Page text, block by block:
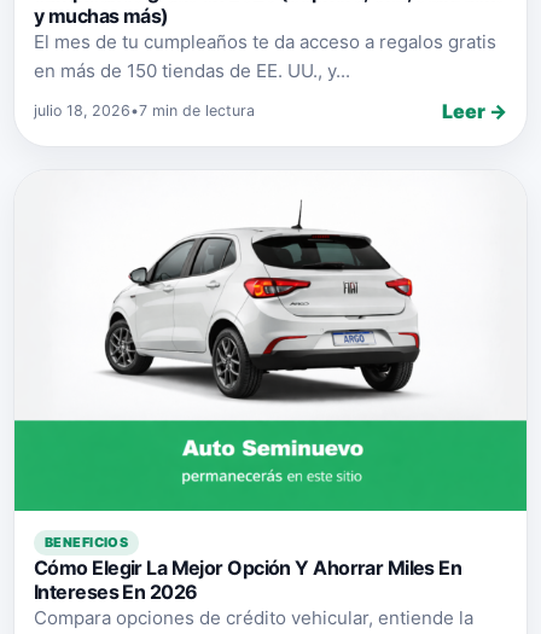
y muchas más)
El mes de tu cumpleaños te da acceso a regalos gratis
en más de 150 tiendas de EE. UU., y...
julio 18, 2026•7 min de lectura Leer →
BENEFICIOS
Cómo Elegir La Mejor Opción Y Ahorrar Miles En
Intereses En 2026
Compara opciones de crédito vehicular, entiende la